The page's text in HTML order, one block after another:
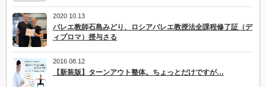
ン
2020 10.13
バレエ教師石島みどり、ロシアバレエ教授法全課程修了証（デ
ィプロマ）授与さる
2016 08.12
【新装版】ターンアウト整体。ちょっとだけですが…